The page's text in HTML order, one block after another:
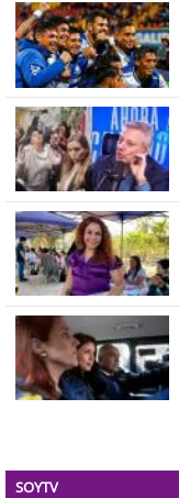
SOYTV